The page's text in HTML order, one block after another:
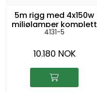
5m rigg med 4x150w
miljølamper komplett
4131-5
10.180 NOK